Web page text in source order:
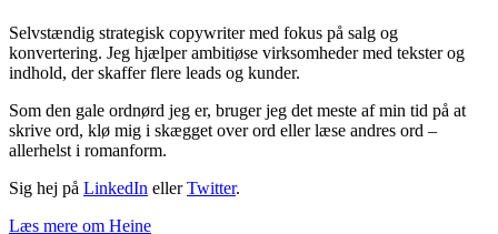
Selvstændig strategisk copywriter med fokus på salg og
konvertering. Jeg hjælper ambitiøse virksomheder med tekster og
indhold, der skaffer flere leads og kunder.
Som den gale ordnørd jeg er, bruger jeg det meste af min tid på at
skrive ord, klø mig i skægget over ord eller læse andres ord –
allerhelst i romanform.
Sig hej på LinkedIn ellerTwitter.
Læs mere om Heine